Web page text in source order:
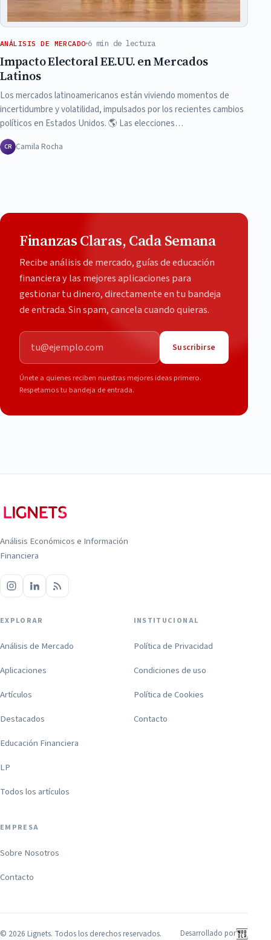
ANÁLISIS DE MERCADO 6 min de lectura
Impacto Electoral EE.UU. en Mercados
Latinos
Los mercados latinoamericanos están viviendo momentos de
incertidumbre y volatilidad, impulsados por los recientes cambios
políticos en Estados Unidos. 🌎 Las elecciones…
CR Camila Rocha
Finanzas Claras, Cada Semana
Recibe análisis de mercado, guías de educación
financiera y las mejores aplicaciones para
gestionar tu dinero, directamente en tu bandeja
de entrada. Sin spam, cancela cuando quieras.
Correo electrónico
Suscribirse
Únete a quienes reciben nuestras mejores ideas primero.
Respetamos tu bandeja de entrada.
Análisis Económicos e Información
Financiera
EXPLORAR
Análisis de Mercado
Aplicaciones
Artículos
Destacados
Educación Financiera
LP
Todos los artículos
INSTITUCIONAL
Política de Privacidad
Condiciones de uso
Política de Cookies
Contacto
EMPRESA
Sobre Nosotros
Contacto
© 2026 Lignets. Todos los derechos reservados. Desarrollado por